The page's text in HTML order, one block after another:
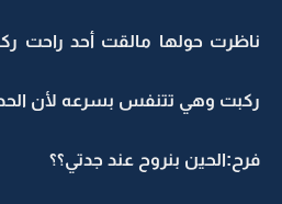
ناظرت حولها مالقت أحد راحت
ركبت وهي تتنفس بسرعه لأن
فرح:الحين بنروح عند جدتي؟؟